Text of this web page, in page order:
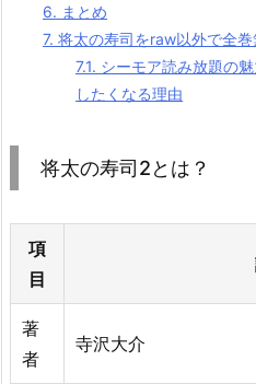
6. まとめ
7. 将太の寿司をraw以外で全
7.1. シーモア読み放題の
したくなる理由
将太の寿司2とは？
項
目
著
者
寺沢大介